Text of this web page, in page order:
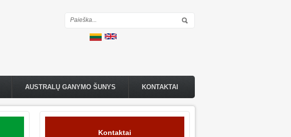
Paieškos forma
AUSTRALŲ GANYMO ŠUNYS KONTAKTAI
Kontaktai